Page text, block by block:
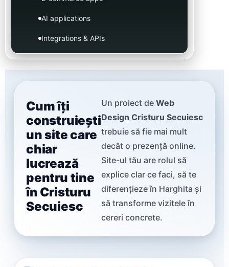
AI applications
Integrations & APIs
Cum îți
construiești
un site care
chiar
lucrează
pentru tine
în Cristuru
Secuiesc
Un proiect de Web
Design Cristuru Secuiesc
trebuie să fie mai mult
decât o prezență online.
Site-ul tău are rolul să
explice clar ce faci, să te
diferențieze în Harghita și
să transforme vizitele în
cereri concrete.